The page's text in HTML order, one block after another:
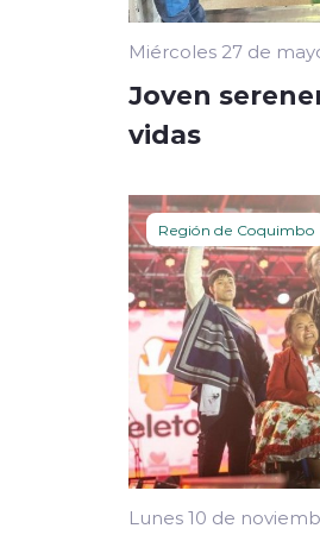
Miércoles 27 de
Joven
vidas
Región de Coquimbo
Lunes 10 de